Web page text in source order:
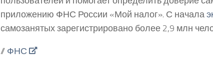
приложению ФНС России «Мой налог». С начала
самозанятых зарегистрировано более 2,9 млн
//ФНС